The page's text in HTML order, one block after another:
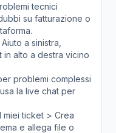
tecnici
su fatturazione o
a sinistra,
in alto a destra vicino
problemi complessi
la live chat per
miei ticket > Crea
e allega file o